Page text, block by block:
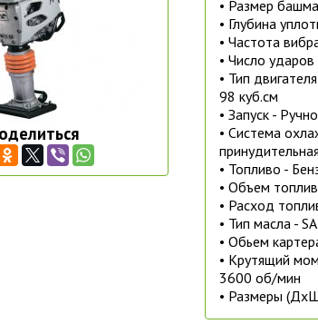
• Размер
• Глубина
• Частота
• Число
• Тип
98 куб.см
• Запуск -
• Система
принудительная
• Топливо -
• Объем
• Расход
• Тип масла -
• Обьем
• Крутящий
3600 об/мин
• Размеры